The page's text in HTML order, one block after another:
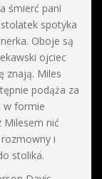
śmierć pani
spotyka
Oboje są
ojciec
znają. Miles
podąża za
w formie
Milesem nić
i
stolika.